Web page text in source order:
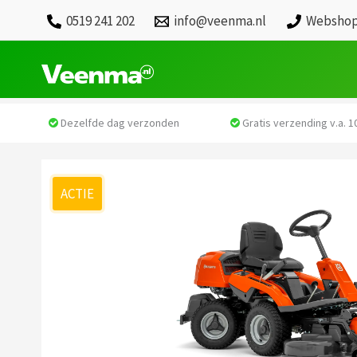
0519 241 202 info@veenma.nl
Dezelfde dag verzonden Gratis verzending v.a.